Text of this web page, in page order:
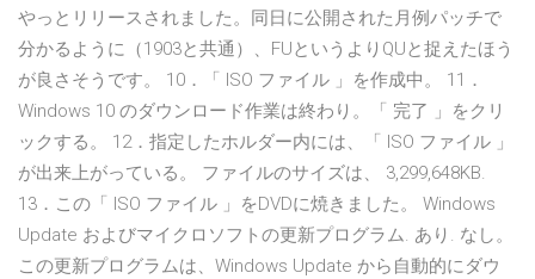
やっとリリースされました。同日に公開された月例パッチで
分かるように（1903と共通）、FUというよりQUと捉えたほう
が良さそうです。 10．「 ISO ファイル 」を作成中。 11．
Windows 10 のダウンロード作業は終わり。「 完了 」をクリ
ックする。 12．指定したホルダー内には、「 ISO ファイル 」
が出来上がっている。 ファイルのサイズは、 3,299,648KB.
13．この「 ISO ファイル 」をDVDに焼きました。 Windows
Update およびマイクロソフトの更新プログラム. あり. なし。
この更新プログラムは、Windows Update から自動的にダウ